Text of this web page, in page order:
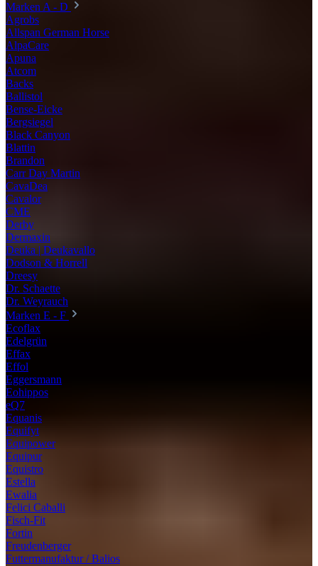
Marken A - D
Agrobs
Allspan German Horse
AlpaCare
Apuna
Atcom
Backs
Ballistol
Bense-Eicke
Bergsiegel
Black Canyon
Blattin
Brandon
Carr Day Martin
CavaDea
Cavalor
CME
Derby
Dermaxin
Deuka | Deukavallo
Dodson & Horrell
Dreesy
Dr. Schaette
Dr. Weyrauch
Marken E - F
Ecoflax
Edelgrün
Effax
Effol
Eggersmann
Eohippos
eQ7
Equanis
Equifyt
Equipower
Equipur
Equistro
Estella
Ewalia
Felici Caballi
Fisch-Fit
Fortin
Freudenberger
Futtermanufaktur / Balios